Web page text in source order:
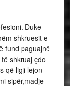
Duke
shkruesit e
fund paguajnë
shkruaj çdo
që ligji lejon
sipër,madje